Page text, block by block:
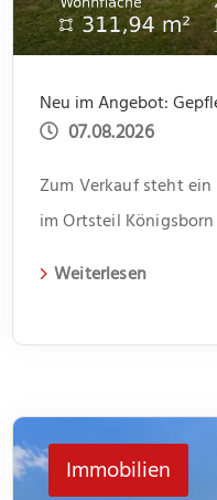
07.08.2026
Zum Verkauf steht
im Ortsteil
[…]
Weiterlesen
Immobilien